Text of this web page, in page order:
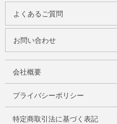
よくあるご質問
お問い合わせ
会社概要
プライバシーポリシー
特定商取引法に基づく表記